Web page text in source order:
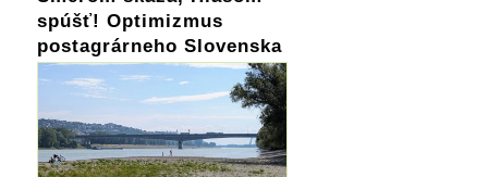
spúšť! Optimizmus
postagrárneho Slovenska